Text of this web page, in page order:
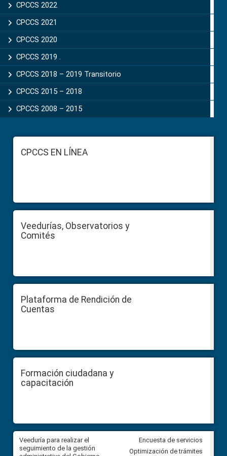
CPCCS 2022
CPCCS 2021
CPCCS 2020
CPCCS 2019 .
CPCCS 2018 – 2019 Transitorio
CPCCS 2015 – 2018
CPCCS 2008 – 2015
FooterCPCCS EN LÍNEA
Veedurías, Observatorios y
Comités
Plataforma de Rendición de
Cuentas
Formación ciudadana y
capacitación
Veeduría para realizar el
seguimiento de la gestión
Veeduría para vigilar los
derivados de la Audiencia
Encuesta de servicios
Optimización de trámites